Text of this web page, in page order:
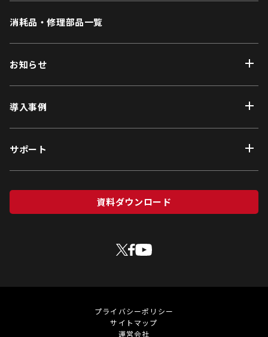
消耗品・修理部品一覧
お知らせ
導入事例
サポート
資料ダウンロード
プライバシーポリシー
サイトマップ
運営会社